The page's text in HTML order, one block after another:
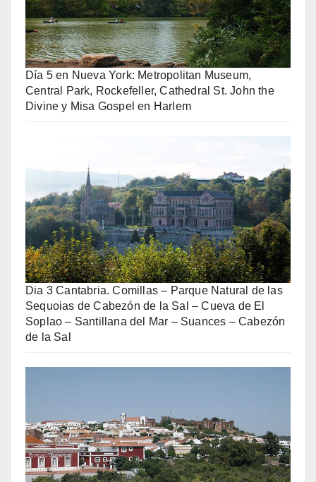
Día 5 en Nueva York: Metropolitan Museum,
Central Park, Rockefeller, Cathedral St. John the
Divine y Misa Gospel en Harlem
Dia 3 Cantabria. Comillas – Parque Natural de las
Sequoias de Cabezón de la Sal – Cueva de El
Soplao – Santillana del Mar – Suances – Cabezón
de la Sal